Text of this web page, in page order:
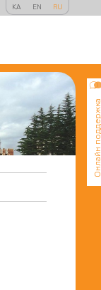
KA EN RU
Онлайн